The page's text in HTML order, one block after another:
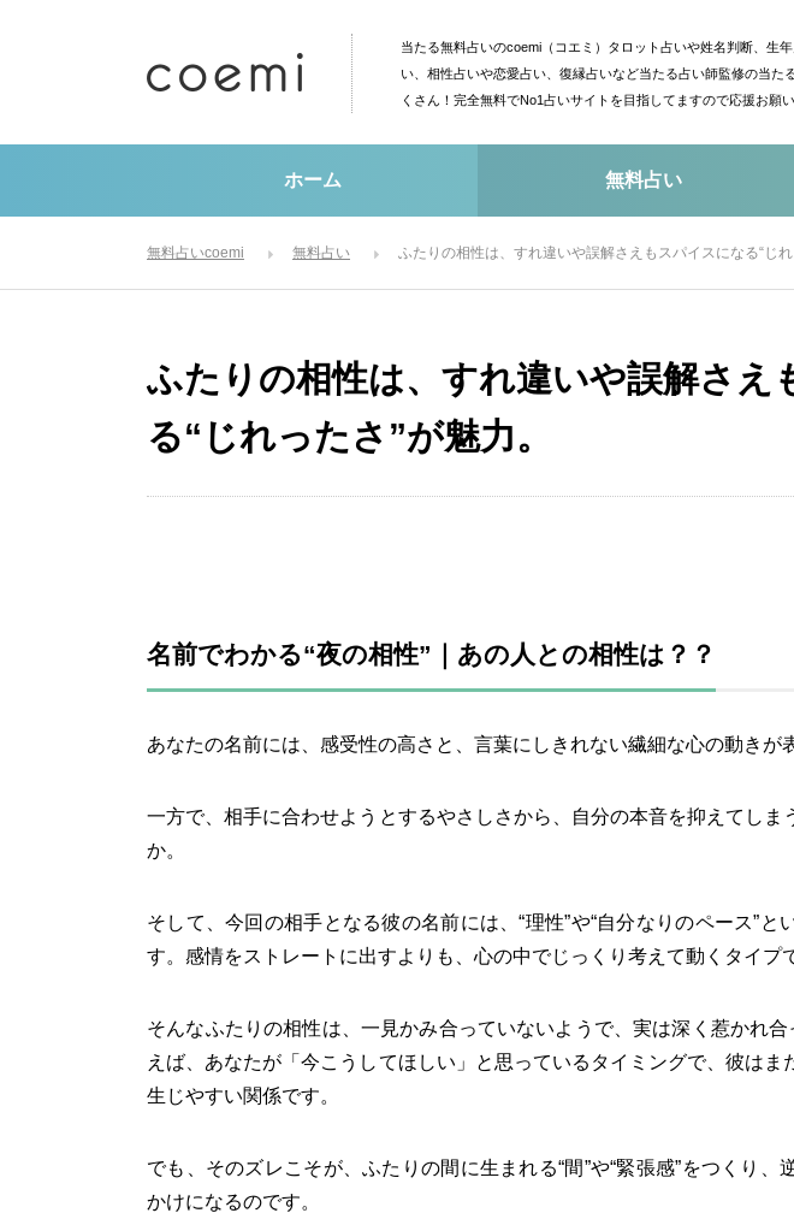
当たる無料占いのcoemi（コエミ）タロット占いや姓名判断、生
い、相性占いや恋愛占い、復縁占いなど当たる占い師監修の当た
くさん！完全無料でNo1占いサイトを目指してますので応援お願い
ホーム 無料占い
無料占いcoemi 無料占い ふたりの相性は、すれ違いや誤解さえもスパイスになる“じれ
ふたりの相性は、すれ違いや誤解さえ
る“じれったさ”が魅力。
名前でわかる“夜の相性”｜あの人との相性は？？
あなたの名前には、感受性の高さと、言葉にしきれない繊細な心の動きが
一方で、相手に合わせようとするやさしさから、自分の本音を抑えてしま
か。
そして、今回の相手となる彼の名前には、“理性”や“自分なりのペース”と
す。感情をストレートに出すよりも、心の中でじっくり考えて動くタイプ
そんなふたりの相性は、一見かみ合っていないようで、実は深く惹かれ合
えば、あなたが「今こうしてほしい」と思っているタイミングで、彼は
生じやすい関係です。
でも、そのズレこそが、ふたりの間に生まれる“間”や“緊張感”をつくり、
かけになるのです。